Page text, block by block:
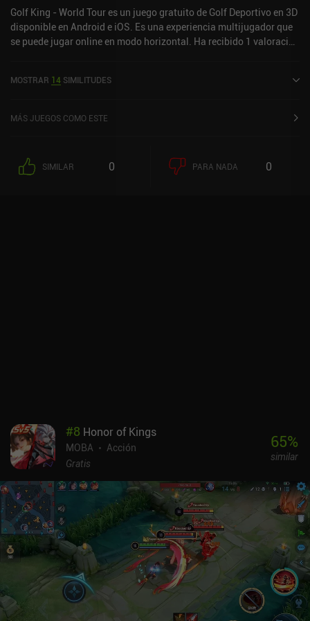
competir el juego. Es único, es divertido, pero ¿convencerá a los
fans de los MOBA y los shooters para que se suban al barco? El
tiempo lo dirá.
Golf King - World Tour es un juego gratuito de Golf Deportivo en 3D
disponible en Android e iOS. Es una experiencia multijugador que
se puede jugar online en modo horizontal. Ha recibido 1 valoración
sobre 5,0 en Google Play y de 4,5 sobre 5,0 en la App Store de iOS.
MOSTRAR 14 SIMILITUDES
MÁS JUEGOS COMO ESTE
SIMILAR 0 PARA NADA 0
#8 Honor of Kings
MOBA
Acción
Gratis
65%
similar